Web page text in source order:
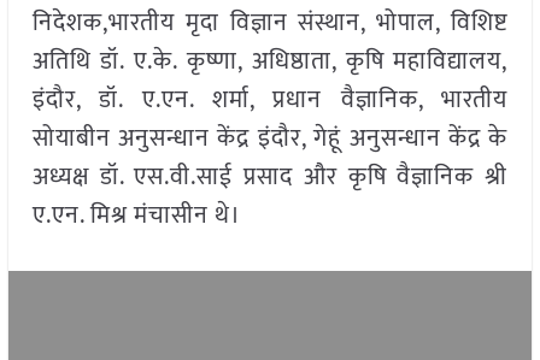
निदेशक,भारतीय मृदा विज्ञान संस्थान, भोपाल, विशिष्ट
अतिथि डॉ. ए.के. कृष्णा, अधिष्ठाता, कृषि महाविद्यालय,
इंदौर, डॉ. ए.एन. शर्मा, प्रधान वैज्ञानिक, भारतीय
सोयाबीन अनुसन्धान केंद्र इंदौर, गेहूं अनुसन्धान केंद्र के
अध्यक्ष डॉ. एस.वी.साई प्रसाद और कृषि वैज्ञानिक श्री
ए.एन. मिश्र मंचासीन थे।